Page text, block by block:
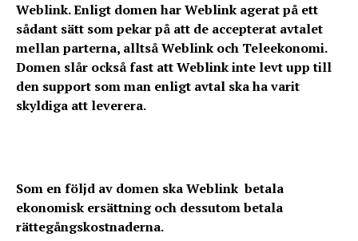
Weblink. Enligt domen har Weblink agerat på ett
sådant sätt som pekar på att de accepterat avtalet
mellan parterna, alltså Weblink och Teleekonomi.
Domen slår också fast att Weblink inte levt upp till
den support som man enligt avtal ska ha varit
skyldiga att leverera.
Som en följd av domen ska Weblink betala
ekonomisk ersättning och dessutom betala
rättegångskostnaderna.